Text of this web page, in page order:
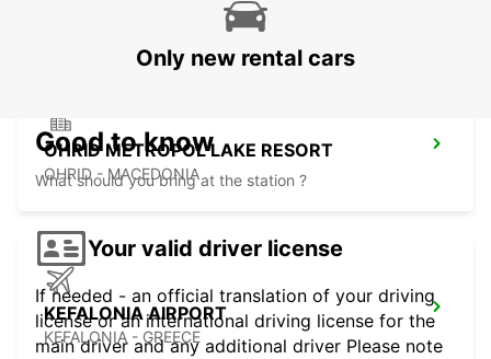
OHRID METROPOL LAKE RESORT
OHRID - MACEDONIA
KEFALONIA AIRPORT
KEFALONIA - GREECE
Only new rental cars
Good to know
What should you bring at the station ?
Your valid driver license
If needed - an official translation of your driving
license or an international driving license for the
main driver and any additional driver Please note